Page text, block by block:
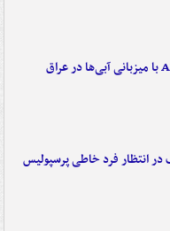
در انتظار فرد خاطی پرسپولیس